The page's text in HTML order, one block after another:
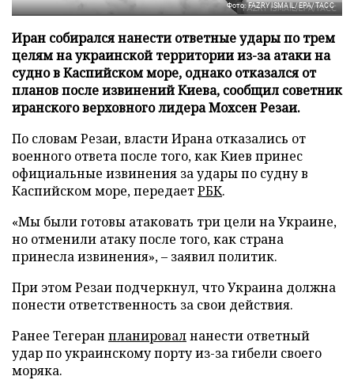
Фото: FAZRY ISMAIL/EPA/ТАСС
Иран собирался нанести ответные удары по трем
целям на украинской территории из-за атаки на
судно в Каспийском море, однако отказался от
планов после извинений Киева, сообщил советник
иранского верховного лидера Мохсен Резаи.
По словам Резаи, власти Ирана отказались от
военного ответа после того, как Киев принес
официальные извинения за удары по судну в
Каспийском море, передаетРБК.
«Мы были готовы атаковать три цели на Украине,
но отменили атаку после того, как страна
принесла извинения», – заявил политик.
При этом Резаи подчеркнул, что Украина должна
понести ответственность за свои действия.
Ранее Тегеран планировалнанести ответный
удар по украинскому порту из-за гибели своего
моряка.